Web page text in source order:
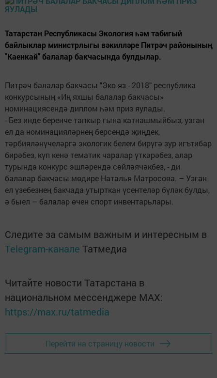
Татарстан Республикасы Экология һәм табигый
байлыклар министрлыгы вәкилләре Питрәч районының
"Каенкай" балалар бакчасында булдылар.
Питрәч балалар бакчасы "Эко-яз - 2018" республика
конкурсының «Иң яхшы балалар бакчасы»
номинациясендә диплом һәм приз яулады.
- Без инде беренче тапкыр гына катнашмыйбыз, узган
ел да номинацияләрнең берсендә җиңдек,
тәрбияләнүчеләргә экологик белем бирүгә зур игътибар
бирәбез, күп кенә тематик чаралар үткәрәбез, алар
турында конкурс эшләрендә сөйләячәкбез, - ди
балалар бакчасы мөдире Наталья Матросова. – Узган
ел үзебезнең бакчада утырткан үсентеләр бүләк булды,
ә быел – балалар өчен спорт инвентарьлары.
Следите за самым важным и интересным в
Telegram-канале Татмедиа
Читайте новости Татарстана в
национальном мессенджере MАХ:
https://max.ru/tatmedia
Перейти на страницу новости